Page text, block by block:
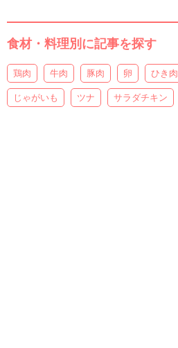
食材・料理別に記事を探す
鶏肉 牛肉 豚肉 卵 ひき肉
じゃがいも ツナ サラダチキン